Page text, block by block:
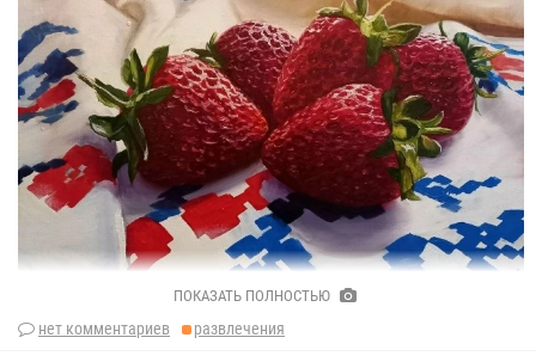
ПОКАЗАТЬ ПОЛНОСТЬЮ
нет комментариев развлечения